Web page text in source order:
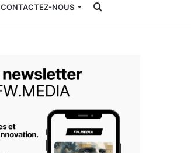
CONTACTEZ-NOUS Rechercher